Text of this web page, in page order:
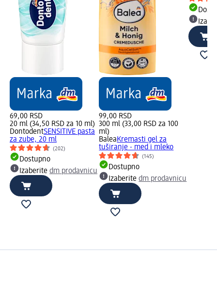
69,00 RSD
20 ml (34,50 RSD za 10 ml)
DontodentSENSITIVE pasta
za zube, 20 ml
(202)
Dostupno
Izaberite dm prodavnicu
99,00 RSD
300 ml (33,00 RSD za 100
ml)
BaleaKremasti gel za
tuširanje - med i mleko
(145)
Dostupno
Izaberitedm prodavnicu